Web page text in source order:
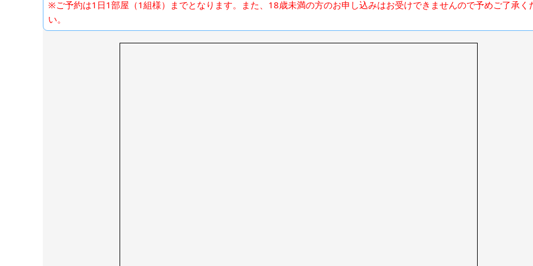
※ご予約は1日1部屋（1組様）までとなります。また、18歳未満の方のお申し込みはお受けできませんので予めご了承く
い。